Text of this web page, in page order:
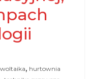
, hurtownia